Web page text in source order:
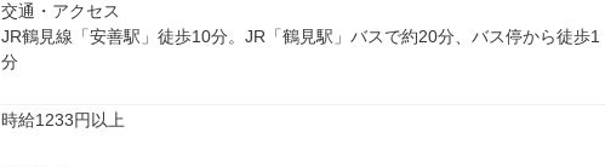
交通・アクセス
JR鶴見線「安善駅」徒歩10分。JR「鶴見駅」バスで約20分、バス停から徒歩1
分
時給1233円以上